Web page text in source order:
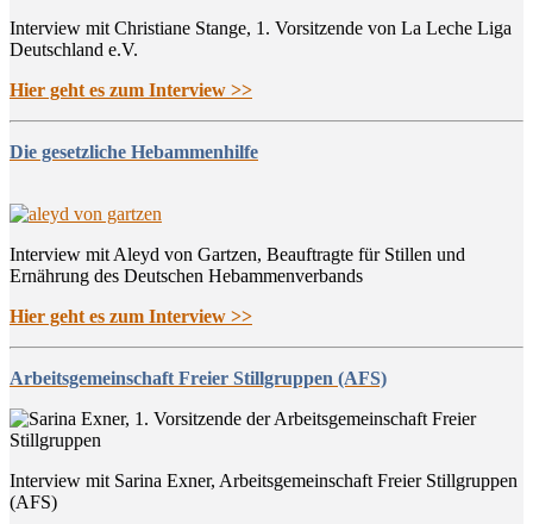
Interview mit Christiane Stange, 1. Vorsitzende von La Leche Liga
Deutschland e.V.
Hier geht es zum Interview >>
Die gesetzliche Hebammenhilfe
Interview mit Aleyd von Gartzen, Beauftragte für Stillen und
Ernährung des Deutschen Hebammenverbands
Hier geht es zum Interview >>
Arbeitsgemeinschaft Freier Stillgruppen (AFS)
Interview mit Sarina Exner, Arbeitsgemeinschaft Freier Stillgruppen
(AFS)